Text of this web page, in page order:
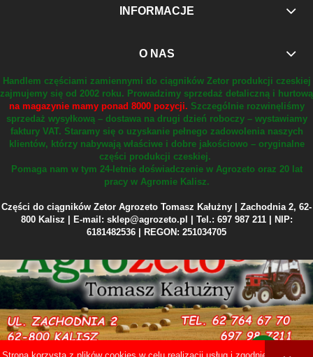
INFORMACJE
O NAS
Handlem częściami zamiennymi do ciągników Zetor produkcji czeskiej
zajmujemy się od 2002 roku. Prowadzimy sprzedaż detaliczną i hurtową
na magazynie mamy ponad 8000 pozycji. Szczególnie rozwinęliśmy
sprzedaż wysyłkową – dostawa na drugi dzień roboczy – wystawiamy
faktury VAT. Staramy się o uzyskanie pełnego zadowolenia naszych
klientów, którzy nabywają właściwe i dobre jakościowo – oryginalne
części produkcji czeskiej.
Pomaga nam w tym 24-letnie doświadczenie w Agrozeto oraz 20 lat
pracy w Agromie Kalisz.
Części do ciągników Zetor Agrozeto Tomasz Kałużny | Zachodnia 2, 62-
800 Kalisz | E-mail: sklep@agrozeto.pl | Tel.: 697 987 211 | NIP:
6181482536 | REGON: 251034705